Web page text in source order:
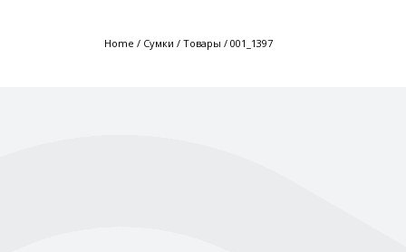
Home / Сумки / Товары / 001_1397